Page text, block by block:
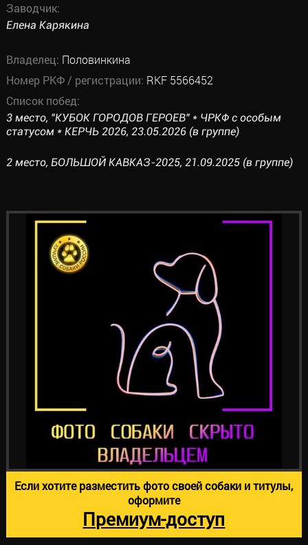
Заводчик:
Елена Карякина
Владелец: Половинкина
Номер РКФ / регистрации: RKF 5566452
Список побед:
3 место, "КУБОК ГОРОДОВ ГЕРОЕВ" * ЧРКФ с особым
статусом * КЕРЧЬ 2026, 23.05.2026 (в группе)
2 место, БОЛЬШОЙ КАВКАЗ-2025, 21.09.2025 (в группе)
Если хотите разместить фото своей собаки и титулы,
оформите
Премиум-доступ